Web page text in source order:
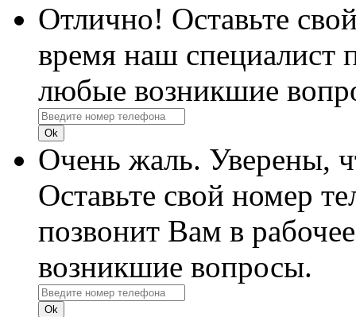
Отлично! Оставьте
время наш специалист
любые возникшие
Очень жаль. Уверены,
Оставьте свой номер
позвонит Вам в
возникшие вопросы.